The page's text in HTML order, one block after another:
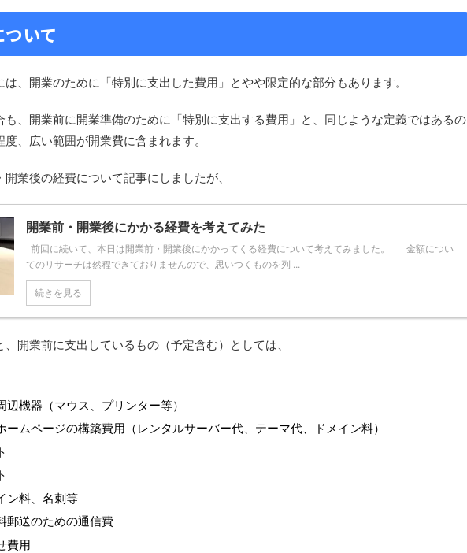
いて
、開業のために「特別に支出した費用」とやや限定的な部分もあります。
も、開業前に開業準備のために「特別に支出する費用」と、同じような定義ではあるの
、広い範囲が開業費に含まれます。
業後の経費について記事にしましたが、
開業前・開業後にかかる経費を考えてみた
前回に続いて、本日は開業前・開業後にかかってくる経費について考えてみました。 金額につい
てのリサーチは然程できておりませんので、思いつくものを列 ...
続きを見る
開業前に支出しているもの（予定含む）としては、
辺機器（マウス、プリンター等）
ームページの構築費用（レンタルサーバー代、テーマ代、ドメイン料）
ン料、名刺等
郵送のための通信費
費用